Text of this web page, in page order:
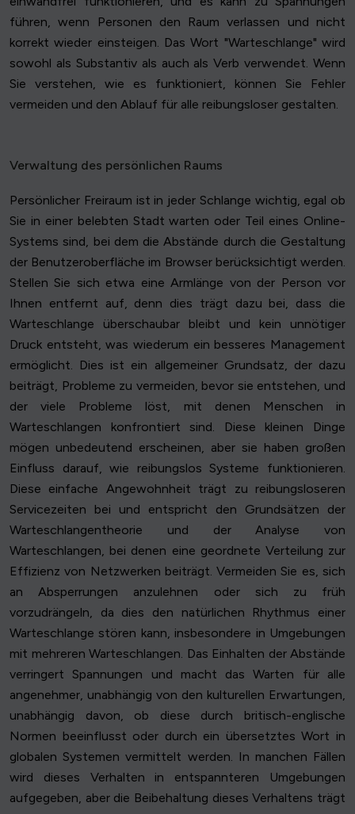
führen, wenn Personen den Raum verlassen und nicht
korrekt wieder einsteigen. Das Wort "Warteschlange" wird
sowohl als Substantiv als auch als Verb verwendet. Wenn
Sie verstehen, wie es funktioniert, können Sie Fehler
vermeiden und den Ablauf für alle reibungsloser gestalten.
Verwaltung des persönlichen Raums
Persönlicher Freiraum ist in jeder Schlange wichtig, egal ob
Sie in einer belebten Stadt warten oder Teil eines Online-
Systems sind, bei dem die Abstände durch die Gestaltung
der Benutzeroberfläche im Browser berücksichtigt werden.
Stellen Sie sich etwa eine Armlänge von der Person vor
Ihnen entfernt auf, denn dies trägt dazu bei, dass die
Warteschlange überschaubar bleibt und kein unnötiger
Druck entsteht, was wiederum ein besseres Management
ermöglicht. Dies ist ein allgemeiner Grundsatz, der dazu
beiträgt, Probleme zu vermeiden, bevor sie entstehen, und
der viele Probleme löst, mit denen Menschen in
Warteschlangen konfrontiert sind. Diese kleinen Dinge
mögen unbedeutend erscheinen, aber sie haben großen
Einfluss darauf, wie reibungslos Systeme funktionieren.
Diese einfache Angewohnheit trägt zu reibungsloseren
Servicezeiten bei und entspricht den Grundsätzen der
Warteschlangentheorie und der Analyse von
Warteschlangen, bei denen eine geordnete Verteilung zur
Effizienz von Netzwerken beiträgt. Vermeiden Sie es, sich
an Absperrungen anzulehnen oder sich zu früh
vorzudrängeln, da dies den natürlichen Rhythmus einer
Warteschlange stören kann, insbesondere in Umgebungen
mit mehreren Warteschlangen. Das Einhalten der Abstände
verringert Spannungen und macht das Warten für alle
angenehmer, unabhängig von den kulturellen Erwartungen,
unabhängig davon, ob diese durch britisch-englische
Normen beeinflusst oder durch ein übersetztes Wort in
globalen Systemen vermittelt werden. In manchen Fällen
wird dieses Verhalten in entspannteren Umgebungen
aufgegeben, aber die Beibehaltung dieses Verhaltens trägt